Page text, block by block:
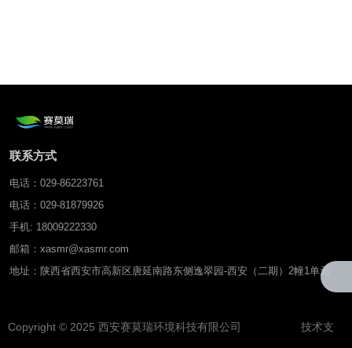
联系方式
电话：029-86223761
电话：029-81879926
手机: 18009222330
邮箱：xasmr@xasmr.com
地址：陕西省西安市高新区唐延南路东侧逸翠园-西安（二期）2幢1单元
Copyright © 2025 西安赛莫瑞环境科技有限公司 技术支